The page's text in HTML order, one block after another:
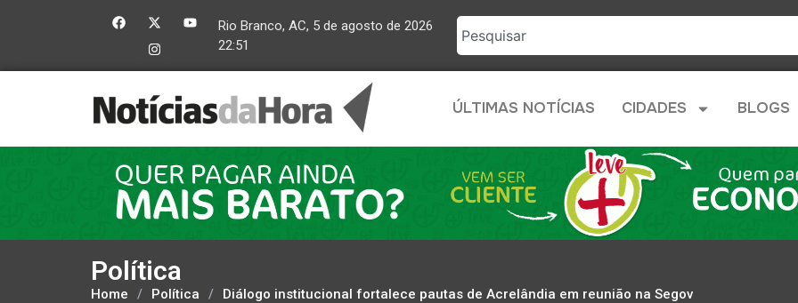
Rio Branco, AC, 5 de agosto de 2026
22:51
ÚLTIMAS NOTÍCIAS CIDADES BLOGS
Política
Home / Política / Diálogo institucional fortalece pautas de Acrelândia em reunião na Segov